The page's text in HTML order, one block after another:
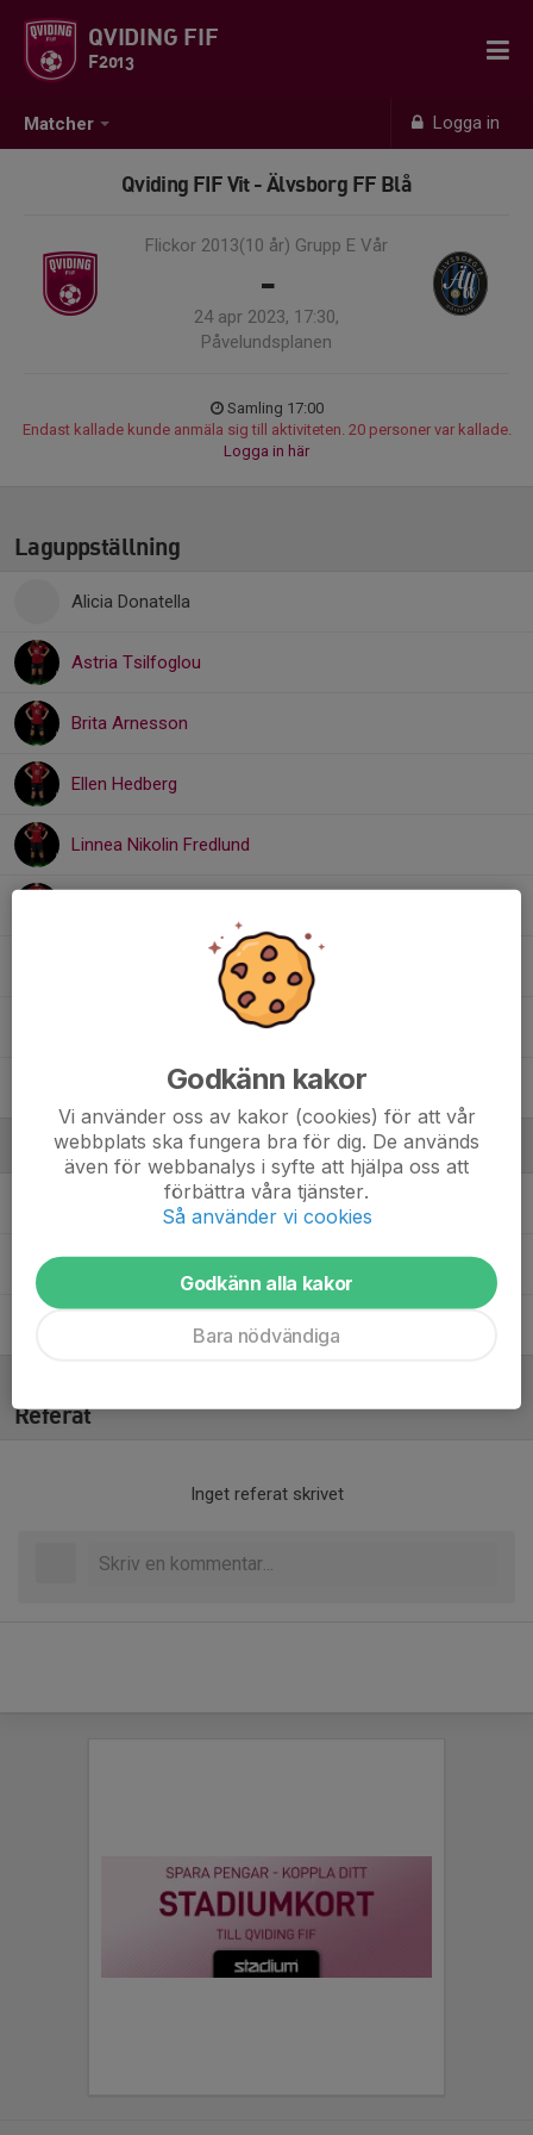
Matcher Logga in
QVIDING FIF
F2013
Qviding FIF Vit - Älvsborg FF Blå
Flickor 2013(10 år) Grupp E Vår
-
24 apr 2023, 17:30,
Påvelundsplanen
Samling 17:00
Endast kallade kunde anmäla sig till aktiviteten. 20 personer var kallade.
Logga in här
Laguppställning
Alicia Donatella
Astria Tsilfoglou
Brita Arnesson
Ellen Hedberg
Linnea Nikolin Fredlund
Tilda Standley
Ledare
Elef Tsilfoglou Tränare
Mats LefflerTränare
Peter TörnquistTränare
Referat
Inget referat skrivet
Godkänn kakor
Vi använder oss av kakor (cookies) för att vår
webbplats ska fungera bra för dig. De används
även för webbanalys i syfte att hjälpa oss att
förbättra våra tjänster.
Så använder vi cookies
Godkänn alla kakor
Bara nödvändiga